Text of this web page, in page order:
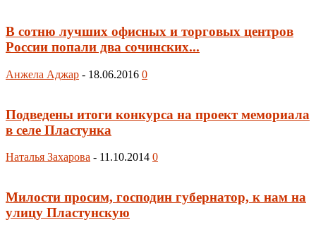
В сотню лучших офисных и торговых центров
России попали два сочинских...
Анжела Аджар - 18.06.2016 0
Подведены итоги конкурса на проект мемориала
в селе Пластунка
Наталья Захарова - 11.10.2014 0
Милости просим, господин губернатор, к нам на
улицу Пластунскую